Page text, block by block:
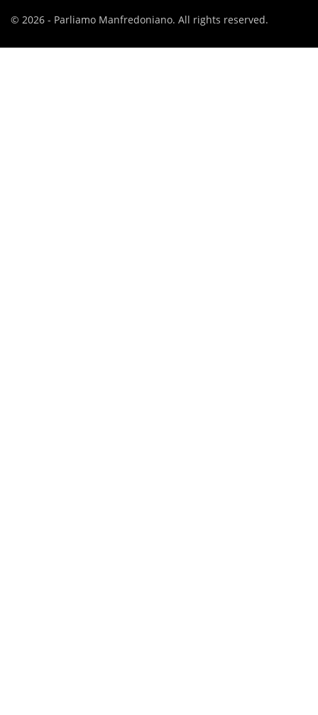
© 2026 - Parliamo Manfredoniano. All rights reserved.